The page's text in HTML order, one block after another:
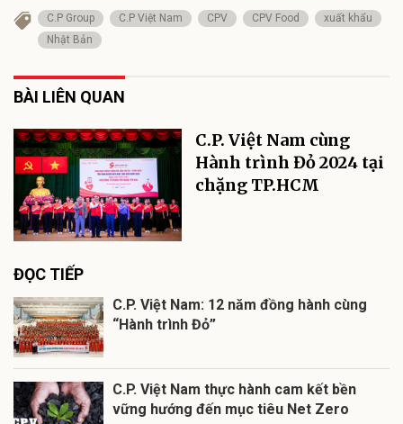
C.P Group C.P Việt Nam CPV CPV Food
xuất khẩu
Nhật Bản
BÀI LIÊN QUAN
C.P. Việt Nam cùng
Hành trình Đỏ 2024 tại
chặng TP.HCM
ĐỌC TIẾP
C.P. Việt Nam: 12 năm đồng hành cùng
“Hành trình Đỏ”
C.P. Việt Nam thực hành cam kết bền
vững hướng đến mục tiêu Net Zero